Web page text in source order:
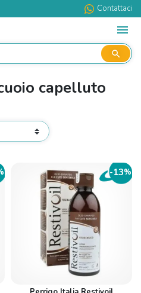
Contattaci
menu
search
capelluto
-13%